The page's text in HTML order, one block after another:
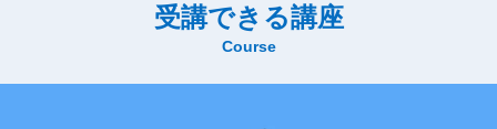
受講できる講座